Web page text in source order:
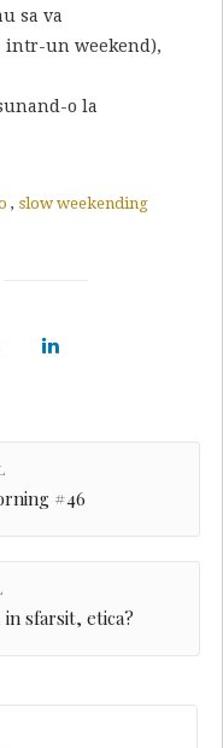
sa va
un weekend),
o la
, slow weekending
#46
sfarsit, etica?